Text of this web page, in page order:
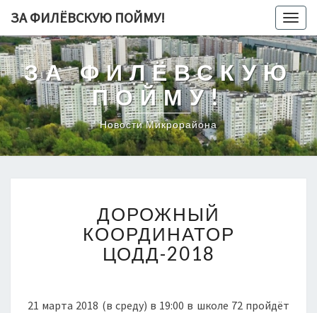
ЗА ФИЛЁВСКУЮ ПОЙМУ!
ЗА ФИЛЁВСКУЮ
ПОЙМУ!
Новости Микрорайона
КООРДИНАТОР
ЦОДД-2018
ДОРОЖНЫЙ
КООРДИНАТОР
ЦОДД-2018
21 марта 2018 (в среду) в 19:00 в школе 72 пройдёт